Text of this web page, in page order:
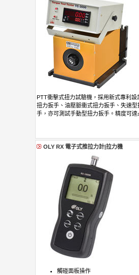
PTT衝擊式扭力試驗機，採用新式專利
扭力扳手、油壓脈衝式扭力扳手、失速
手，亦可測試手動型扭力扳手。精度可達
OLY RX 電子式推拉力計|拉力機
觸碰面板操作